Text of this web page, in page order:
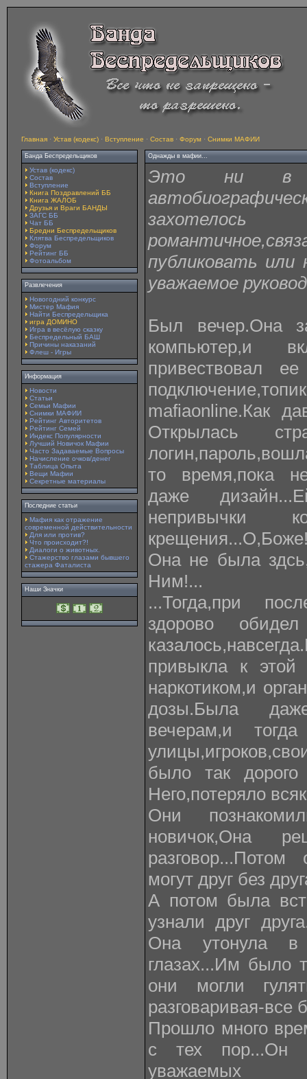
Главная · Устав (кодекс) · Вступление · Состав · Форум · Снимки МАФИИ
Банда Беспредельщиков
Устав (кодекс)
Состав
Вступление
Книга Поздравлений ББ
Книга ЖАЛОБ
Друзья и Враги БАНДЫ
ЗАГС ББ
Чат ББ
Бредни Беспредельщиков
Клятва Беспредельщиков
Форум
Рейтинг ББ
Фотоальбом
Развлечения
Новогодний конкурс
Мистер Мафия
Найти Беспредельщика
игра ДОМИНО
Игра в весёлую сказку
Беспредельный БАШ
Причины наказаний
Флеш - Игры
Информация
Новости
Статьи
Семьи Мафии
Снимки МАФИИ
Рейтинг Авторитетов
Рейтинг Семей
Индекс Популярности
Лучший Новичок Мафии
Часто Задаваемые Вопросы
Начисление очков/денег
Таблица Опыта
Вещи Мафии
Секретные материалы
Последние статьи
Мафия как отражение
современной действительности
Для или против?
Что происходит?!
Диалоги о животных.
Стажерство глазами бывшего
стажера Фаталиста
Наши Значки
Однажды в мафии...
Это ни в
захотелось
публиковать
уважаемое
Был вечер.Она
компьютер,и
привествовал
mafiaonline.Как
Открылась
то время,пока
даже
непривычки
Она не была
Ним!...
...Тогда,при
здорово
привыкла к
наркотиком,и
дозы.Была
вечерам,и
было так
Него,потеряло
Они
новичок,Она
могут друг без
А потом была
узнали друг
Она утонула в
глазах...Им было
они могли
разговаривая-все
Прошло много
с тех пор...Он
уважаемых